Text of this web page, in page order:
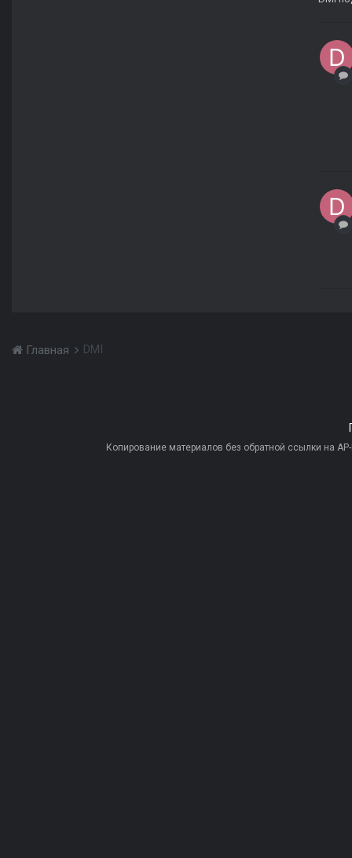
Главная DMI
Копирование материалов без обратной ссылки на